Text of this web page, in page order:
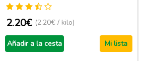
2.20€ (2.20€ / kilo)
Añadir a la cesta Mi lista